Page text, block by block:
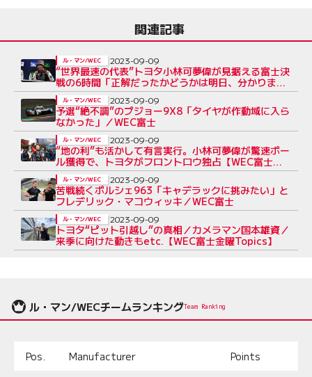
関連記事
“世界最速の代表”トヨタ小林可夢偉が見据える富士決
戦の6時間「正解だったかどうかは明日、分かりま
す」
ル・マン/WEC 2023-09-09
予選“絶不調”のプジョー9X8「タイヤが作動域に入ら
なかった」／WEC富士
ル・マン/WEC 2023-09-09
“地の利”も活かして有言実行。小林可夢偉が驚速ポー
ル獲得で、トヨタがフロントロウ独占【WEC富士予
選レポート】
ル・マン/WEC 2023-09-09
苦戦続くポルシェ963「キャデラックに挑みたい」と
フレデリック・マコウィッキ／WEC富士
ル・マン/WEC 2023-09-09
トヨタ“ピット引越し”の真相／カメラマン国本雄資／
来季に向けた動きもetc.【WEC富士金曜Topics】
ル・マン/WEC 2023-09-09
ル・マン/WECチームランキングTeam Ranking
Pos. Manufacturer Points